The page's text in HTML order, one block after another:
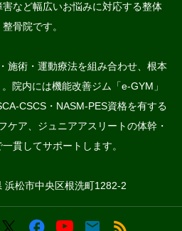
など幅広いお悩みに対応する整体
整骨院です。
施術・運動療法を組み合わせ、根本
院内には機能改善ジム「e-GYM」
CSCS・NASM-PES資格を有する
ケア、ジュニアアスリートの体幹・
貫してサポートします。
浜松市中央区根洗町1282-2